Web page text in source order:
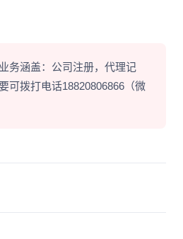
务涵盖：公司注册，代理记
可拨打电话18820806866（微